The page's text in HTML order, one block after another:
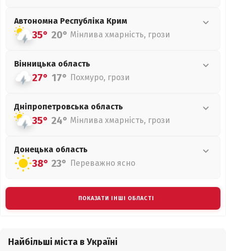
Автономна Республіка Крим
35° 20° Мінлива хмарність, грози
Вінницька область
27° 17° Похмуро, грози
Дніпропетровська область
35° 24° Мінлива хмарність, грози
Донецька область
38° 23° Переважно ясно
ПОКАЗАТИ ІНШІ ОБЛАСТІ
Найбільші міста в Україні